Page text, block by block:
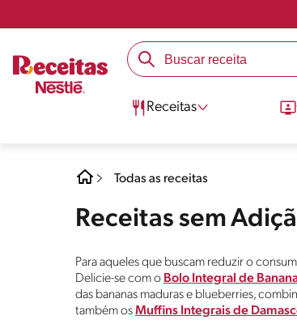
Receitas
Todas as receitas
Receitas sem
Para aqueles que buscam reduzir o
Delicie-se com o Bolo Integral de
das bananas maduras e blueberries,
também osMuffins Integrais de